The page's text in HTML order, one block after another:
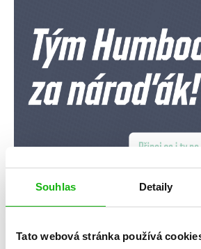
Souhlas Detaily
Tato webová stránka používá